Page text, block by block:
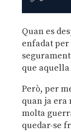
Quan es
enfadat per
que
Però, per
quan ja era
molta
quedar-se